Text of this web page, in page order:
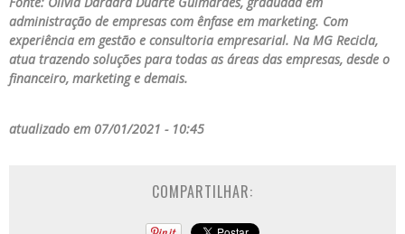
administração de empresas com ênfase em marketing. Com
experiência em gestão e consultoria empresarial. Na MG Recicla,
atua trazendo soluções para todas as áreas das empresas, desde o
financeiro, marketing e demais.
atualizado em 07/01/2021 - 10:45
COMPARTILHAR: